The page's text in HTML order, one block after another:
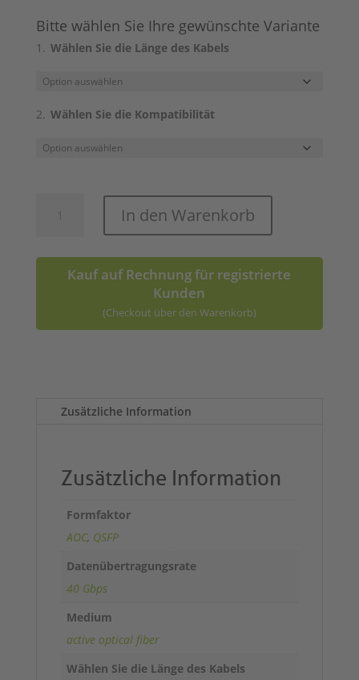
Bitte wählen Sie Ihre gewünschte Variante
Wählen Sie die Länge des Kabels
Wählen Sie die Kompatibilität
Menge
In den Warenkorb
Kauf auf Rechnung für registrierte
Kunden
(Checkout über den Warenkorb)
Zusätzliche Information
Zusätzliche Information
Formfaktor
AOC, QSFP
Datenübertragungsrate
40 Gbps
Medium
active optical fiber
Wählen Sie die Länge des Kabels